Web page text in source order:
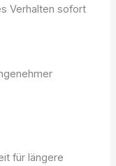
Verhalten sofort
für längere